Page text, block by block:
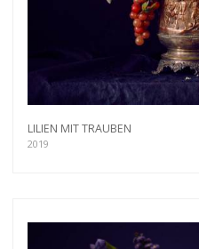
LILIEN MIT TRAUBEN
2019